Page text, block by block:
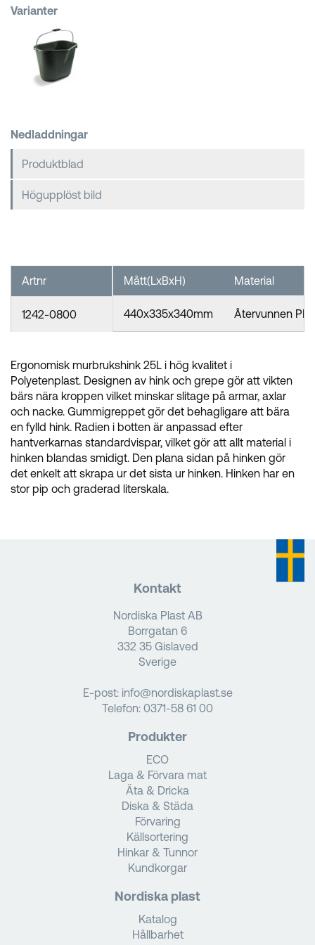
Varianter
Nedladdningar
Produktblad
Högupplöst bild
Mått(LxBxH) Material
440x335x340mm Återvunnen
Artnr
1242-0800
Ergonomisk murbrukshink 25L i hög kvalitet i
Polyetenplast. Designen av hink och grepe gör att vikten
bärs nära kroppen vilket minskar slitage på armar, axlar
och nacke. Gummigreppet gör det behagligare att bära
en fylld hink. Radien i botten är anpassad efter
hantverkarnas standardvispar, vilket gör att allt material i
hinken blandas smidigt. Den plana sidan på hinken gör
det enkelt att skrapa ur det sista ur hinken. Hinken har en
stor pip och graderad literskala.
Kontakt
Nordiska Plast AB
Borrgatan 6
332 35 Gislaved
Sverige
E-post: info@nordiskaplast.se
Telefon: 0371-58 61 00
Produkter
ECO
Laga & Förvara mat
Äta & Dricka
Diska & Städa
Förvaring
Källsortering
Hinkar & Tunnor
Kundkorgar
Nordiska plast
Katalog
Hållbarhet